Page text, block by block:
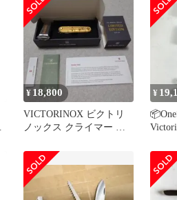
WD
¥ 18,800
VICTORINOX ビクトリ
ノックス クライマー ゴ
¥
リッ
z00056996
刃物